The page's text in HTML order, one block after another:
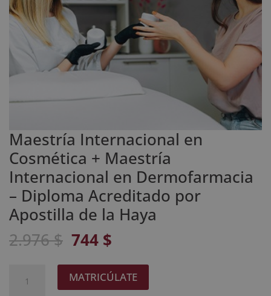
Maestría Internacional en
Cosmética + Maestría
Internacional en Dermofarmacia
– Diploma Acreditado por
Apostilla de la Haya
2.976$ El
precio
original
era:
744 $
actual
es:
Internacional
MATRICÚLATE